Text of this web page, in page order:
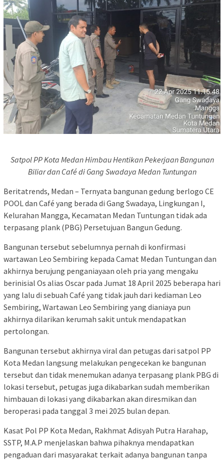
Satpol PP Kota Medan Himbau Hentikan Pekerjaan Bangunan
Biliar dan Café di Gang Swadaya Medan Tuntungan
Beritatrends, Medan – Ternyata bangunan gedung berlogo CE
POOL dan Café yang berada di Gang Swadaya, Lingkungan I,
Kelurahan Mangga, Kecamatan Medan Tuntungan tidak ada
terpasang plank (PBG) Persetujuan Bangun Gedung.
Bangunan tersebut sebelumnya pernah di konfirmasi
wartawan Leo Sembiring kepada Camat Medan Tuntungan dan
akhirnya berujung penganiayaan oleh pria yang mengaku
berinisial Os alias Oscar pada Jumat 18 April 2025 beberapa hari
yang lalu di sebuah Café yang tidak jauh dari kediaman Leo
Sembiring, Wartawan Leo Sembiring yang dianiaya pun
akhirnya dilarikan kerumah sakit untuk mendapatkan
pertolongan.
Bangunan tersebut akhirnya viral dan petugas dari satpol PP
Kota Medan langsung melakukan pengecekan ke bangunan
tersebut dan tidak menemukan adanya terpasang plank PBG di
lokasi tersebut, petugas juga dikabarkan sudah memberikan
himbauan di lokasi yang dikabarkan akan diresmikan dan
beroperasi pada tanggal 3 mei 2025 bulan depan.
Kasat Pol PP Kota Medan, Rakhmat Adisyah Putra Harahap,
SSTP, M.A.P menjelaskan bahwa pihaknya mendapatkan
pengaduan dari masyarakat terkait adanya bangunan tanpa